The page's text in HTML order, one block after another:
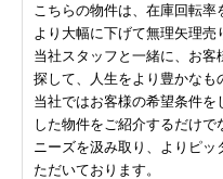
こちらの物件は、在庫回転
より大幅に下げて無理矢理売
当社スタッフと一緒に、お
探して、人生をより豊かなも
当社ではお客様の希望条件
した物件をご紹介するだけ
ニーズを汲み取り、よりピ
ただいております。